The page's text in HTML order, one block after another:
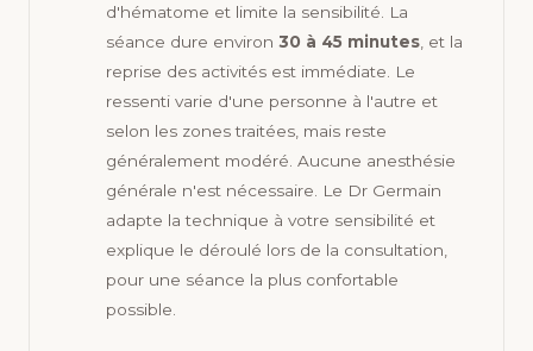
d'hématome et limite la sensibilité. La
séance dure environ 30 à 45 minutes , et la
reprise des activités est immédiate. Le
ressenti varie d'une personne à l'autre et
selon les zones traitées, mais reste
généralement modéré. Aucune anesthésie
générale n'est nécessaire. Le Dr Germain
adapte la technique à votre sensibilité et
explique le déroulé lors de la consultation,
pour une séance la plus confortable
possible.